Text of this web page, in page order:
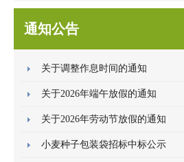
通知公告
关于调整作息时间的通知
关于2026年端午放假的通知
关于2026年劳动节放假的通知
小麦种子包装袋招标中标公示